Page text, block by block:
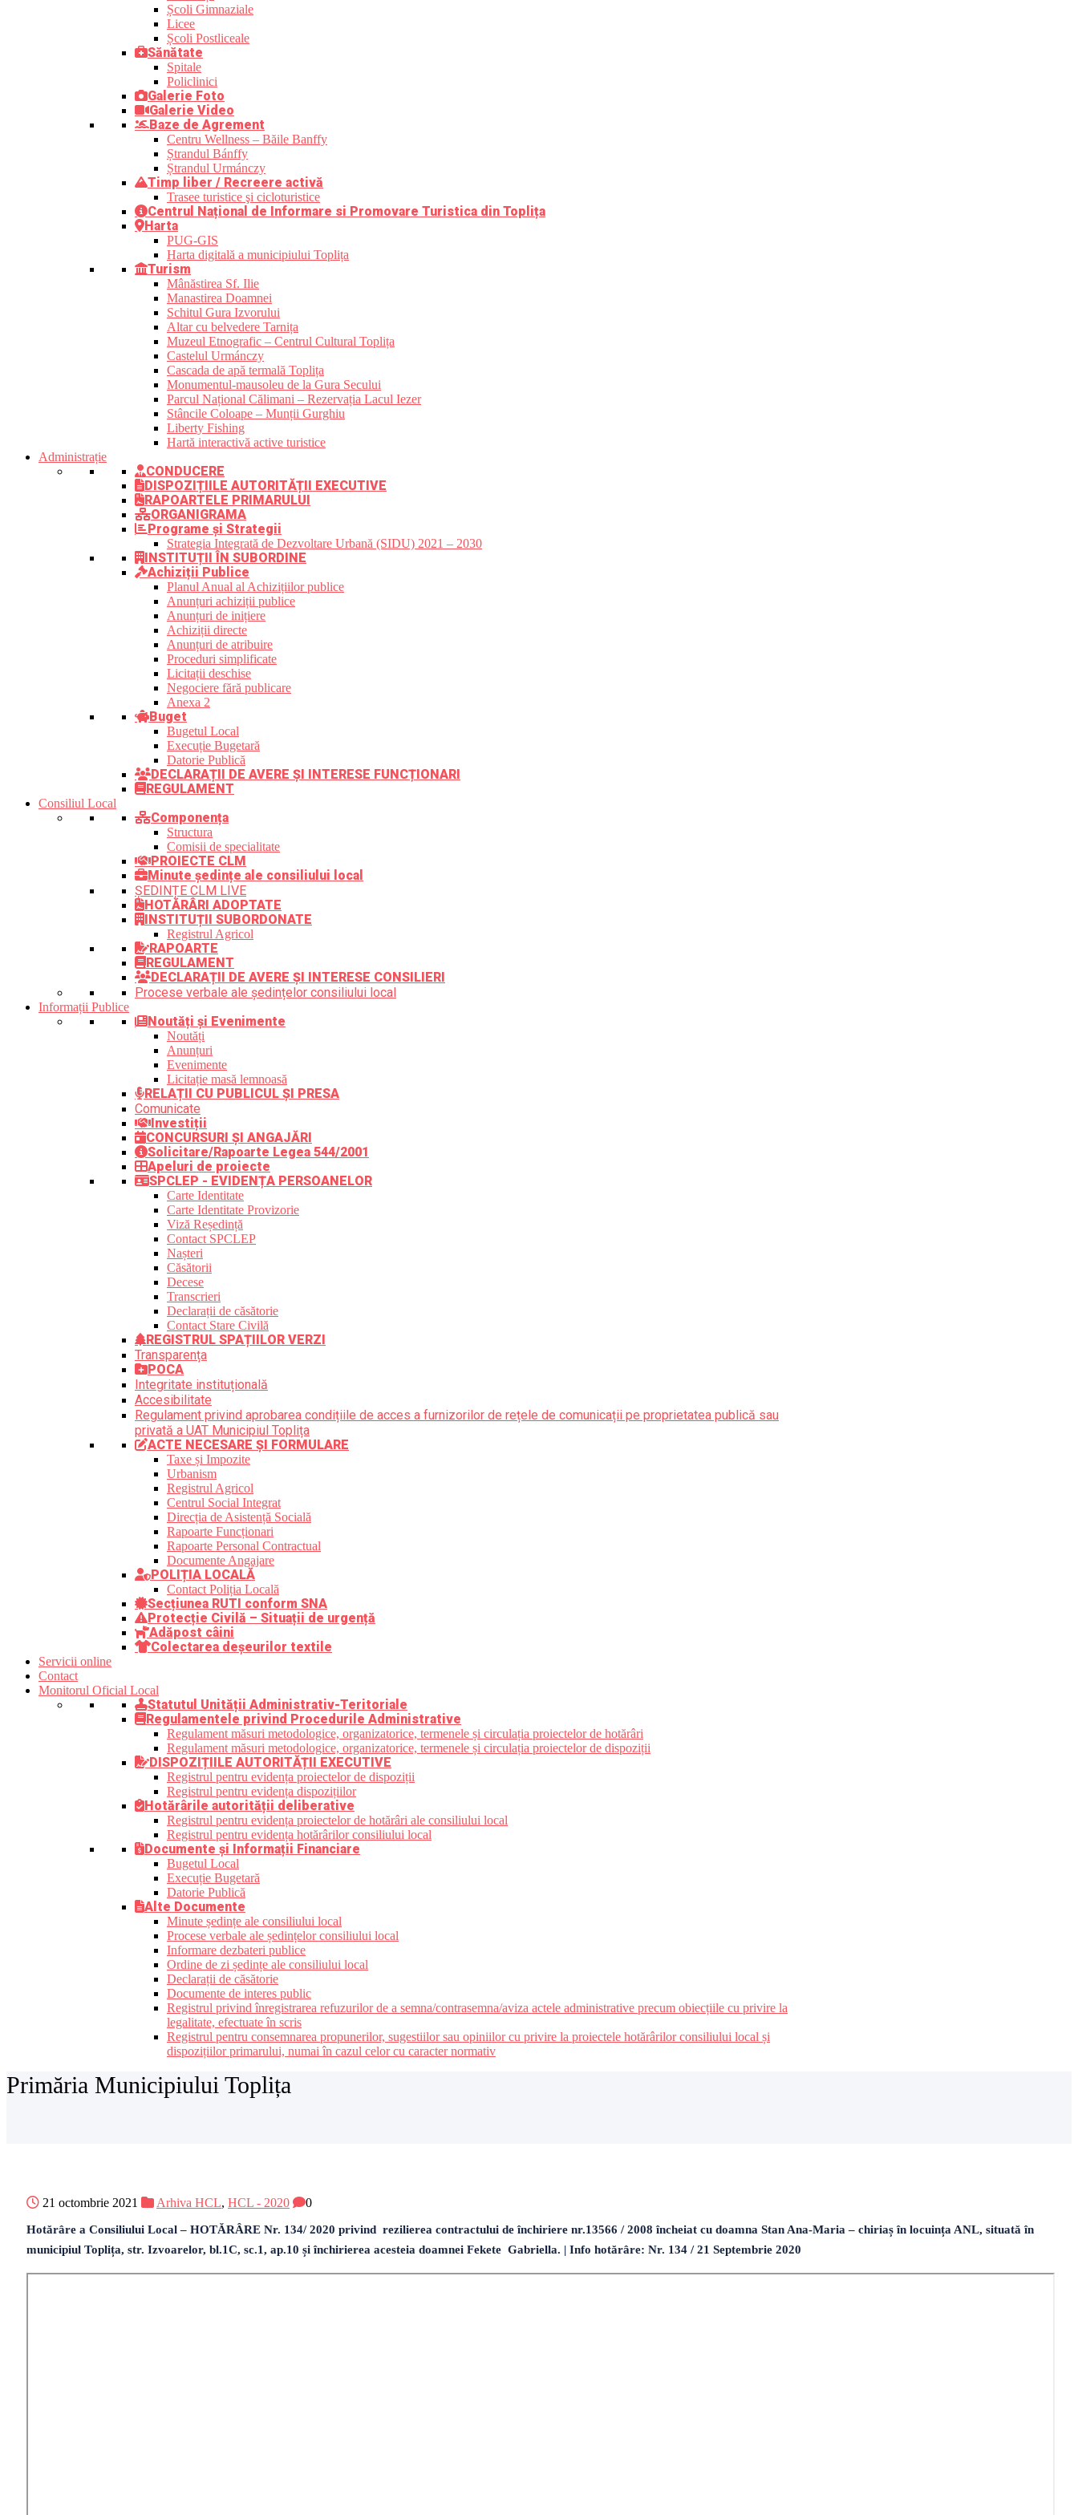
Școli Gimnaziale
Licee
Școli Postliceale
Sănătate
Spitale
Policlinici
Galerie Foto
Galerie Video
Baze de Agrement
Centru Wellness – Băile Banffy
Ștrandul Bánffy
Ștrandul Urmánczy
Timp liber / Recreere activă
Trasee turistice şi cicloturistice
Centrul Național de Informare si Promovare Turistica din Toplița
Harta
PUG-GIS
Harta digitală a municipiului Toplița
Turism
Mânăstirea Sf. Ilie
Manastirea Doamnei
Schitul Gura Izvorului
Altar cu belvedere Tarnița
Muzeul Etnografic – Centrul Cultural Toplița
Castelul Urmánczy
Cascada de apă termală Toplița
Monumentul-mausoleu de la Gura Secului
Parcul Național Călimani – Rezervația Lacul Iezer
Stâncile Coloape – Munții Gurghiu
Liberty Fishing
Hartă interactivă active turistice
Administrație
CONDUCERE
DISPOZIȚIILE AUTORITĂȚII EXECUTIVE
RAPOARTELE PRIMARULUI
ORGANIGRAMA
Programe și Strategii
Strategia Integrată de Dezvoltare Urbană (SIDU) 2021 – 2030
INSTITUȚII ÎN SUBORDINE
Achiziții Publice
Planul Anual al Achizițiilor publice
Anunțuri achiziții publice
Anunțuri de inițiere
Achiziții directe
Anunțuri de atribuire
Proceduri simplificate
Licitații deschise
Negociere fără publicare
Anexa 2
Buget
Bugetul Local
Execuție Bugetară
Datorie Publică
DECLARAȚII DE AVERE ȘI INTERESE FUNCȚIONARI
REGULAMENT
Consiliul Local
Componența
Structura
Comisii de specialitate
PROIECTE CLM
Minute ședințe ale consiliului local
ȘEDINȚE CLM LIVE
HOTĂRÂRI ADOPTATE
INSTITUȚII SUBORDONATE
Registrul Agricol
RAPOARTE
REGULAMENT
DECLARAȚII DE AVERE ȘI INTERESE CONSILIERI
Procese verbale ale ședințelor consiliului local
Informații Publice
Noutăți și Evenimente
Noutăți
Anunțuri
Evenimente
Licitație masă lemnoasă
RELAȚII CU PUBLICUL ȘI PRESA
Comunicate
Investiții
CONCURSURI ȘI ANGAJĂRI
Solicitare/Rapoarte Legea 544/2001
Apeluri de proiecte
SPCLEP - EVIDENȚA PERSOANELOR
Carte Identitate
Carte Identitate Provizorie
Viză Reședință
Contact SPCLEP
Nașteri
Căsătorii
Decese
Transcrieri
Declarații de căsătorie
Contact Stare Civilă
REGISTRUL SPAȚIILOR VERZI
Transparența
POCA
Integritate instituțională
Accesibilitate
Regulament privind aprobarea condițiile de acces a furnizorilor de rețele de comunicații pe proprietatea publică sau
privată a UAT Municipiul Toplița
ACTE NECESARE ȘI FORMULARE
Taxe și Impozite
Urbanism
Registrul Agricol
Centrul Social Integrat
Direcția de Asistență Socială
Rapoarte Funcționari
Rapoarte Personal Contractual
Documente Angajare
POLIȚIA LOCALĂ
Contact Poliția Locală
Secțiunea RUTI conform SNA
Protecție Civilă – Situații de urgență
Adăpost câini
Colectarea deșeurilor textile
Servicii online
Contact
Monitorul Oficial Local
Statutul Unității Administrativ-Teritoriale
Regulamentele privind Procedurile Administrative
Regulament măsuri metodologice, organizatorice, termenele și circulația proiectelor de hotărâri
Regulament măsuri metodologice, organizatorice, termenele și circulația proiectelor de dispoziții
DISPOZIȚIILE AUTORITĂȚII EXECUTIVE
Registrul pentru evidența proiectelor de dispoziții
Registrul pentru evidența dispozițiilor
Hotărârile autorității deliberative
Registrul pentru evidența proiectelor de hotărâri ale consiliului local
Registrul pentru evidența hotărârilor consiliului local
Documente și Informații Financiare
Bugetul Local
Execuție Bugetară
Datorie Publică
Alte Documente
Minute ședințe ale consiliului local
Procese verbale ale ședințelor consiliului local
Informare dezbateri publice
Ordine de zi ședințe ale consiliului local
Declarații de căsătorie
Documente de interes public
Registrul privind înregistrarea refuzurilor de a semna/contrasemna/aviza actele administrative precum obiecțiile cu privire la
legalitate, efectuate în scris
Registrul pentru consemnarea propunerilor, sugestiilor sau opiniilor cu privire la proiectele hotărârilor consiliului local și
dispozițiilor primarului, numai în cazul celor cu caracter normativ
Primăria Municipiului Toplița
21 octombrie 2021 Arhiva HCL, HCL - 2020 0
Hotărâre a Consiliului Local – HOTĂRÂRE Nr. 134/ 2020 privind rezilierea contractului de închiriere nr.13566 / 2008 încheiat cu doamna Stan Ana-Maria – chiriaș în locuința ANL, situată în
municipiul Toplița, str. Izvoarelor, bl.1C, sc.1, ap.10 și închirierea acesteia doamnei Fekete Gabriella. | Info hotărâre: Nr. 134 / 21 Septembrie 2020